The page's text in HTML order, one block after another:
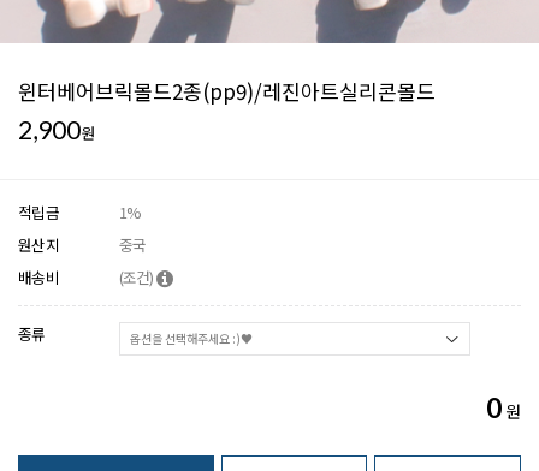
윈터베어브릭몰드2종(pp9)/레진아트실리콘몰드
2,900원
적립금
1%
원산지
중국
배송비
(조건)
종류
0 원